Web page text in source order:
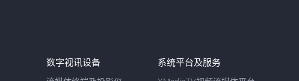
数字视讯设备 系统平台及服务